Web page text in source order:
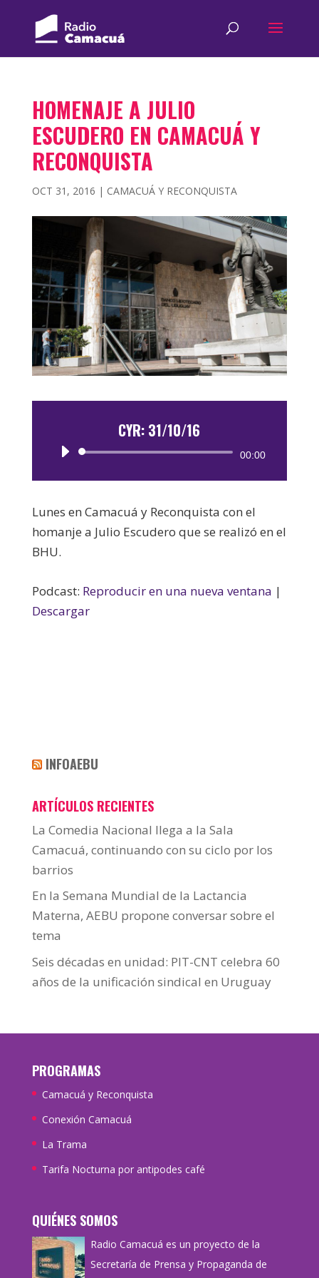
HOMENAJE A JULIO
ESCUDERO EN CAMACUÁ Y
RECONQUISTA
OCT 31, 2016 | CAMACUÁ Y RECONQUISTA
CYR: 31/10/16
Reproductor
00:00
Lunes en Camacuá y Reconquista con el
homanje a Julio Escudero que se realizó en el
BHU.
Podcast: Reproducir en una nueva ventana |
Descargar
INFOAEBU
ARTÍCULOS RECIENTES
La Comedia Nacional llega a la Sala
Camacuá, continuando con su ciclo por los
barrios
En la Semana Mundial de la Lactancia
Materna, AEBU propone conversar sobre el
tema
Seis décadas en unidad: PIT-CNT celebra 60
años de la unificación sindical en Uruguay
PROGRAMAS
Camacuá y Reconquista
Conexión Camacuá
La Trama
Tarifa Nocturna por antipodes café
QUIÉNES SOMOS
Radio Camacuá es un proyecto de la
Secretaría de Prensa y Propaganda de